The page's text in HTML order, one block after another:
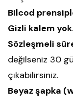
Bilcod
Gizli kalem
Sözleşmeli
değilseniz 30
çıkabilirsiniz.
Beyaz şapka